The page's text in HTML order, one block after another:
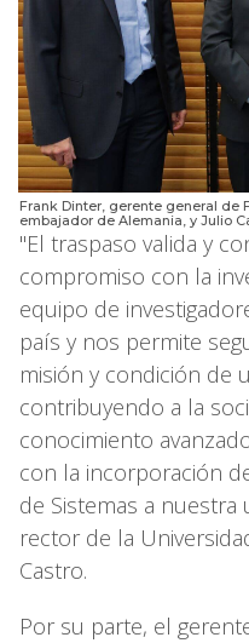
Frank Dinter, gerente general de
embajador de Alemania, y Julio
"El traspaso valida y
compromiso con la
equipo de
país y nos permite
misión y condición de
contribuyendo a la
conocimiento
con la incorporación
de Sistemas a nuestra
rector de la
Castro.
Por su parte, el